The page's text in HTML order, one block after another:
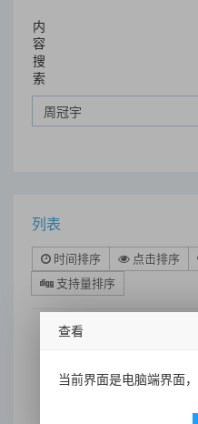
内
容
搜
索
列表
时间排序 点击排序
支持量排序
运
车手
查看
当前界面是电脑端界面